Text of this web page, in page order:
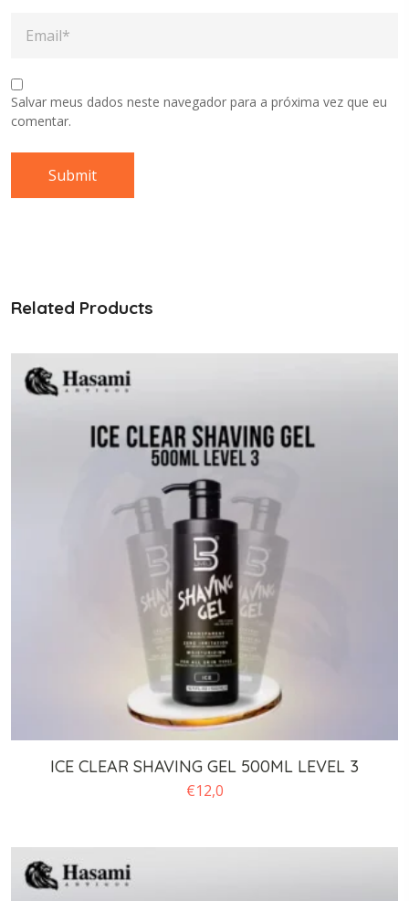
Salvar meus dados neste navegador para a próxima vez que eu
comentar.
Related Products
ICE CLEAR SHAVING GEL 500ML LEVEL 3
€12,0